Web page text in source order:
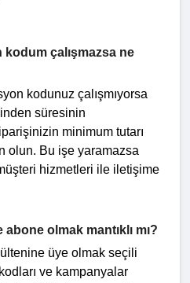
çalışmazsa ne
kodunuz çalışmıyorsa
süresinin
minimum tutarı
olun. Bu işe yaramazsa
hizmetleri ile iletişime
olmak mantıklı mı?
üye olmak seçili
ve kampanyalar